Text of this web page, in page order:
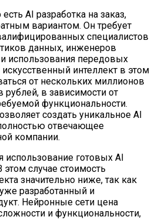
AI разработка на заказ,
вариантом. Он требует
специалистов
данных, инженеров
использования передовых
интеллект в этом
от нескольких миллионов
в зависимости от
функциональности.
создать уникальное AI
отвечающее
компании.
использование готовых AI
случае стоимость
значительно ниже, так как
разработанный и
Нейронные сети цена
и функциональности,